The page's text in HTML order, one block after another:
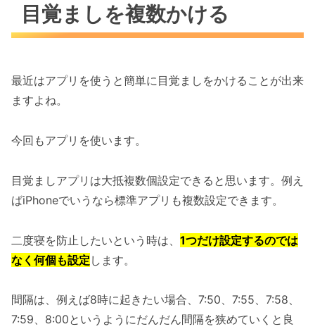
目覚ましを複数かける
最近はアプリを使うと簡単に目覚ましをかけることが出来
ますよね。
今回もアプリを使います。
目覚ましアプリは大抵複数個設定できると思います。例え
ばiPhoneでいうなら標準アプリも複数設定できます。
二度寝を防止したいという時は、 1つだけ設定するのでは
なく何個も設定 します。
間隔は、例えば8時に起きたい場合、7:50、7:55、7:58、
7:59、8:00というようにだんだん間隔を狭めていくと良